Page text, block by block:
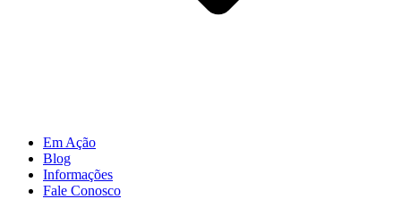
Em Ação
Blog
Informações
Fale Conosco